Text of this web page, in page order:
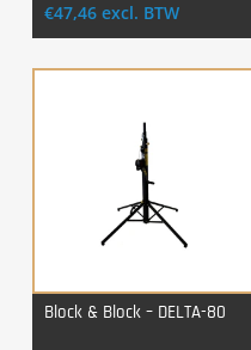
€47,46 excl. BTW
Block & Block – DELTA-80